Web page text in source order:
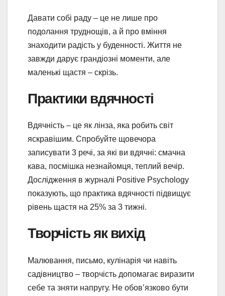
Давати собі раду – це не лише про
подолання труднощів, а й про вміння
знаходити радість у буденності. Життя не
завжди дарує грандіозні моменти, але
маленькі щастя – скрізь.
Практики вдячності
Вдячність – це як лінза, яка робить світ
яскравішим. Спробуйте щовечора
записувати 3 речі, за які ви вдячні: смачна
кава, посмішка незнайомця, теплий вечір.
Дослідження в журналі Positive Psychology
показують, що практика вдячності підвищує
рівень щастя на 25% за 3 тижні.
Творчість як вихід
Малювання, письмо, кулінарія чи навіть
садівництво – творчість допомагає виразити
себе та зняти напругу. Не обов’язково бути